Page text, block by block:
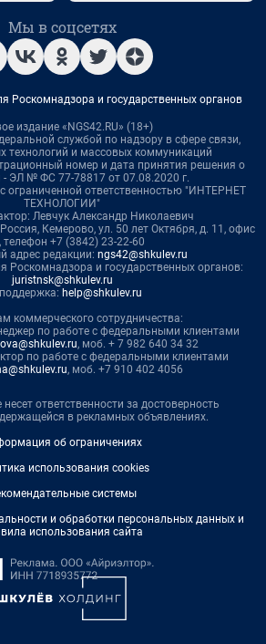
Мы в соцсетях
Роскомнадзора и государственных органов
издание «NGS42.RU» (18+)
службой по надзору в сфере связи,
технологий и массовых коммуникаций
номер и дата принятия решения о
- ЭЛ № ФС 77-78817 от 07.08.2020 г.
ограниченной ответственностью "ИНТЕРНЕТ
ТЕХНОЛОГИИ"
Левчук Александр Николаевич
Кемерово, ул. 50 лет Октября, д. 11, офис
телефон +7 (3842) 23-22-60
адрес редакции: ngs42@shkulev.ru
Роскомнадзора и государственных органов:
juristnsk@shkulev.ru
help@shkulev.ru
коммерческого сотрудничества:
по работе с федеральными клиентами
, моб. + 7 982 640 34 32
по работе с федеральными клиентами
, моб. +7 910 402 4056
ответственности за достоверность
в рекламных объявлениях.
об ограничениях
использования cookies
системы
и обработки персональных данных и
использования сайта